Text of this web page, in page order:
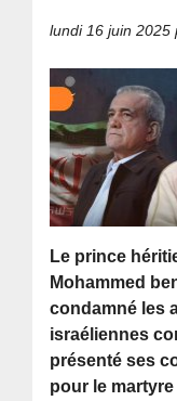
lundi 16 juin 2025
Le prince
Mohammed
condamné les
israéliennes
présenté ses
pour le